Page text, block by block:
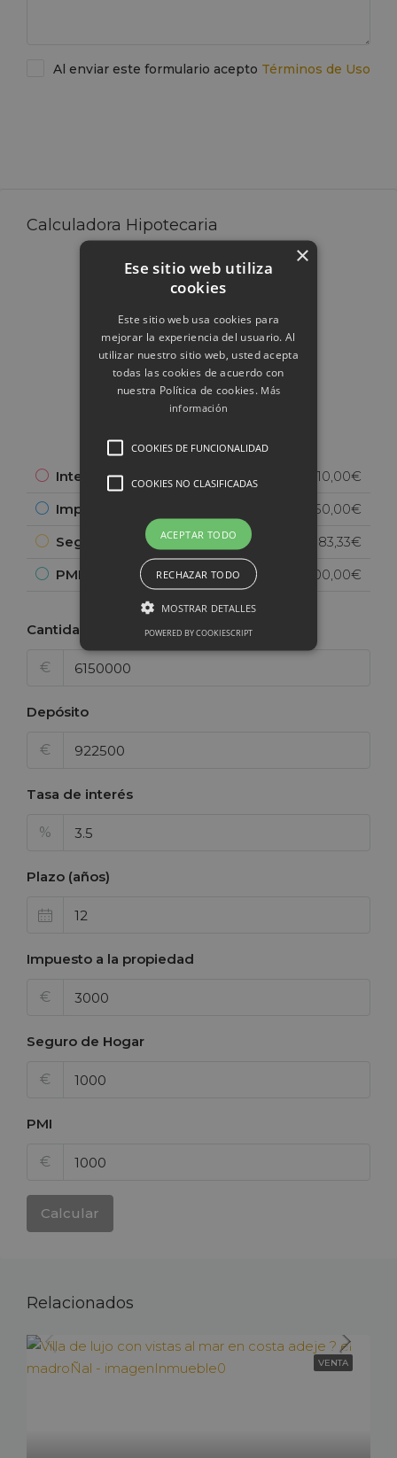
Al enviar este formulario acepto Términos de Uso
Calculadora Hipotecaria
45.843,33€
Mensual
Interés principal
44.510,00€
Impuesto a la propiedad
250,00€
Seguro de Hogar
83,33€
PMI
1.000,00€
Cantidad total
€
Depósito
€
Tasa de interés
%
Plazo (años)
Impuesto a la propiedad
€
Seguro de Hogar
€
PMI
€
Calcular
Relacionados
VENTA
×
Ese sitio web utiliza
cookies
Este sitio web usa cookies para
mejorar la experiencia del usuario. Al
utilizar nuestro sitio web, usted acepta
todas las cookies de acuerdo con
nuestra Política de cookies. Más
información
COOKIES DE FUNCIONALIDAD
COOKIES NO CLASIFICADAS
ACEPTAR TODO
RECHAZAR TODO
MOSTRAR DETALLES
POWERED BY COOKIESCRIPT